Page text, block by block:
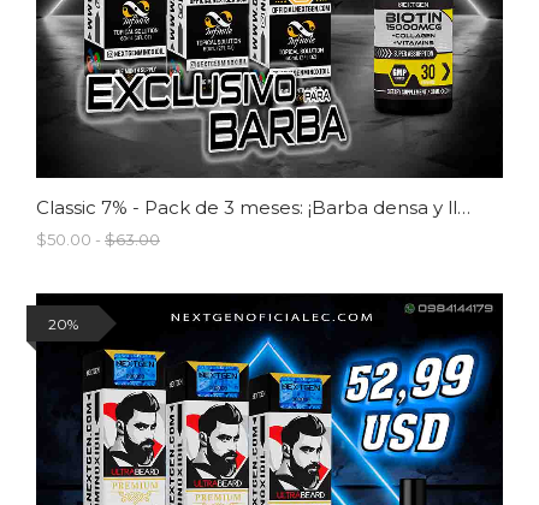
Classic 7% - Pack de 3 meses: ¡Barba densa y llena como nunca!
$50.00 - $63.00
20%